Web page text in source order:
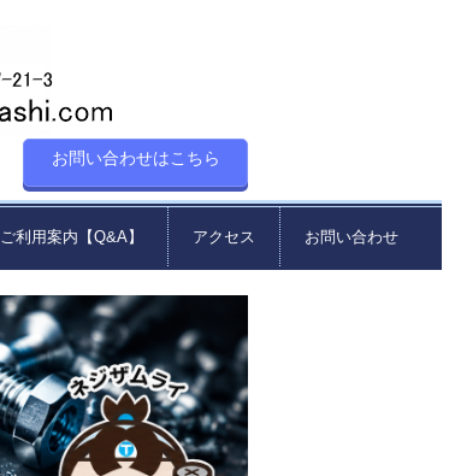
お問い合わせはこちら
ご利用案内【Q&A】 アクセス お問い合わせ